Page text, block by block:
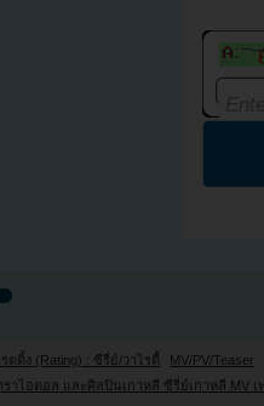
รตติ้ง (Rating) : ซีรี่ย์/วาไรตี้
MV/PV/Teaser
ราไอดอล และศิลปินเกาหลี ซีรี่ย์เกาหลี MV